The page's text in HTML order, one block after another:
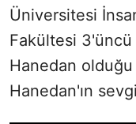
Üniversitesi
Fakültesi 3'üncü
Hanedan
Hanedan'ın